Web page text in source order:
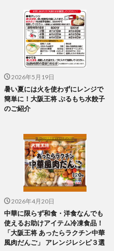
2026年5月19日
暑い夏には火を使わずにレンジで
簡単に！大阪王将 ぷるもち水餃子
のご紹介
2026年4月20日
中華に限らず和食・洋食なんでも
使えるお助けアイテム冷凍食品！
「大阪王将 あったらラクチン中華
風肉だんご」 アレンジレシピ３選